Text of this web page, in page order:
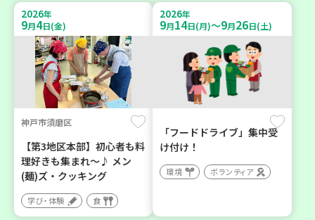
2026年
9月4日(金)
神戸市須磨区
【第3地区本部】初心者も料
理好きも集まれ～♪ メン
(麺)ズ・クッキング
学び・体験 食
2026年
9月14日(月)～9月26日(土)
「フードドライブ」集中受
け付け！
環境 ボランティア